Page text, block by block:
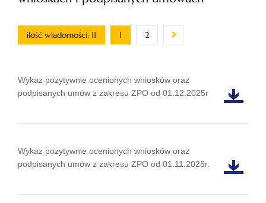
ilość wiadomości: 11 1 2
Wykaz pozytywnie ocenionych wniosków oraz
podpisanych umów z zakresu ZPO od 01.12.2025r
Wykaz pozytywnie ocenionych wniosków oraz
podpisanych umów z zakresu ZPO od 01.11.2025r.